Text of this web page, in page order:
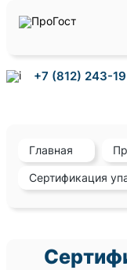
+7 (812) 243-
Главная
Сертификация